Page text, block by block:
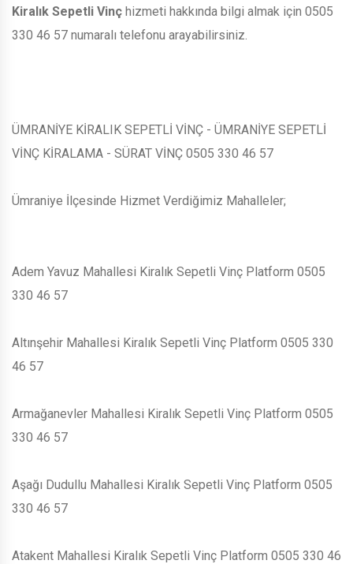
Kiralık Sepetli Vinç hizmeti hakkında bilgi almak için 0505
330 46 57 numaralı telefonu arayabilirsiniz.
ÜMRANİYE KİRALIK SEPETLİ VİNÇ - ÜMRANİYE SEPETLİ
VİNÇ KİRALAMA - SÜRAT VİNÇ 0505 330 46 57
Ümraniye İlçesinde Hizmet Verdiğimiz Mahalleler;
Adem Yavuz Mahallesi Kiralık Sepetli Vinç Platform 0505
330 46 57
Altınşehir Mahallesi Kiralık Sepetli Vinç Platform 0505 330
46 57
Armağanevler Mahallesi Kiralık Sepetli Vinç Platform 0505
330 46 57
Aşağı Dudullu Mahallesi Kiralık Sepetli Vinç Platform 0505
330 46 57
Atakent Mahallesi Kiralık Sepetli Vinç Platform 0505 330 46